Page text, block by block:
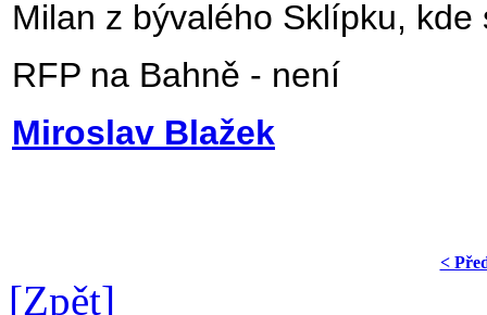
Milan z bývalého Sklípku,
RFP na Bahně - není
Miroslav Blažek
<
[Zpět]